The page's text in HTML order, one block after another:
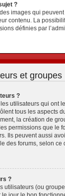
?
images qui
contenu. La
définies par
et groupes
?
utilisateurs qui ont
tous les aspects
la création de
permissions que le
Ils peuvent aussi
des forums, selon ce
?
utilisateurs (ou